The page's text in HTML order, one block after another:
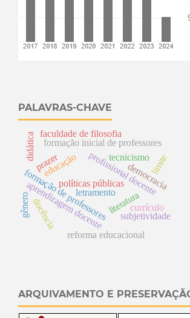
PALAVRAS-CHAVE
políticas públicas
f
o
r
m
a
ç
ã
od
e
p
r
o
f
e
s
s
o
r
e
s
p
r
o
f
i
s
s
i
o
n
a
l
d
o
c
e
n
t
e
aprendizagem docente
reforma educacional
formação inicial de professores
literatura
faculdade de filosofia
tecnicismo
subjetividade
educação
letramento
docência currículo
democracia
didática
prazer limite
gênero
ARQUIVAMENTO E